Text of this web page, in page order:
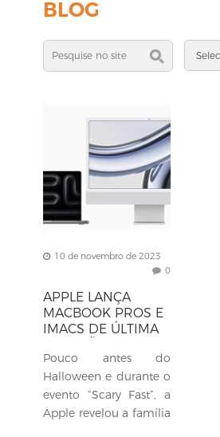
BLOG
10 de novembro de 2023
0
APPLE LANÇA
MACBOOK PROS E
IMACS DE ÚLTIMA
CHIPS DA SÉRIE
M3
Pouco antes do
Halloween e durante o
evento “Scary Fast”, a
Apple revelou a família